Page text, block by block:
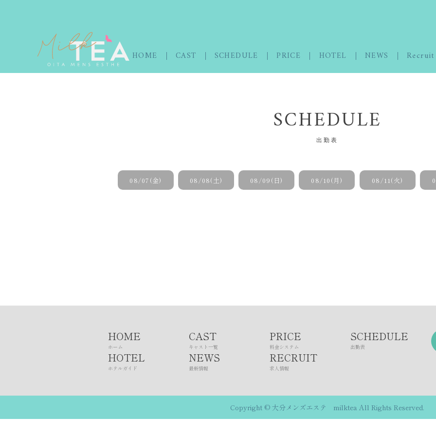
HOME CAST SCHEDULE PRICE HOTEL NEWS Recruit
SCHEDULE
出勤表
08/07(金) 08/08(土) 08/09(日) 08/10(月) 08/11(火)
HOME
ホーム
CAST
キャスト一覧
PRICE
料金システム
SCHEDULE
出勤表
HOTEL
ホテルガイド
NEWS
最新情報
RECRUIT
求人情報
Copyright © 大分メンズエステ milktea All Rights Reserved.